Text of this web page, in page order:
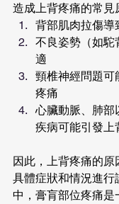
造成上背疼痛的常見
背部肌肉拉傷導
不良姿勢（如駝
適
頸椎神經問題可
疼痛
心臟動脈、肺部
疾病可能引發上
因此，上背疼痛的原
具體症狀和情況進行
中，膏肓部位疼痛是